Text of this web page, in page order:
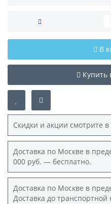
В
Купить
Скидки и акции смотрите в
Доставка по Москве в
000 руб. — бесплатно.
Доставка по Москве в
Доставка до транспортной